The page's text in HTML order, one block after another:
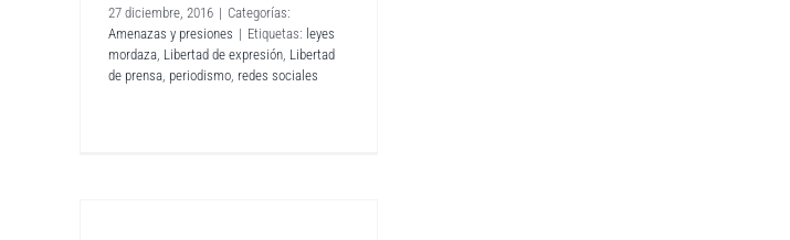
27 diciembre, 2016 | Categorías:
Amenazas y presiones | Etiquetas: leyes
mordaza, Libertad de expresión, Libertad
de prensa, periodismo, redes sociales